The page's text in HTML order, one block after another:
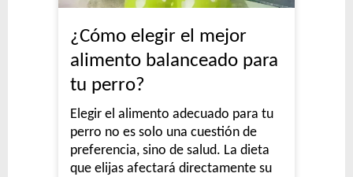
¿Cómo elegir el mejor
alimento balanceado para
tu perro?
Elegir el alimento adecuado para tu
perro no es solo una cuestión de
preferencia, sino de salud. La dieta
que elijas afectará directamente su